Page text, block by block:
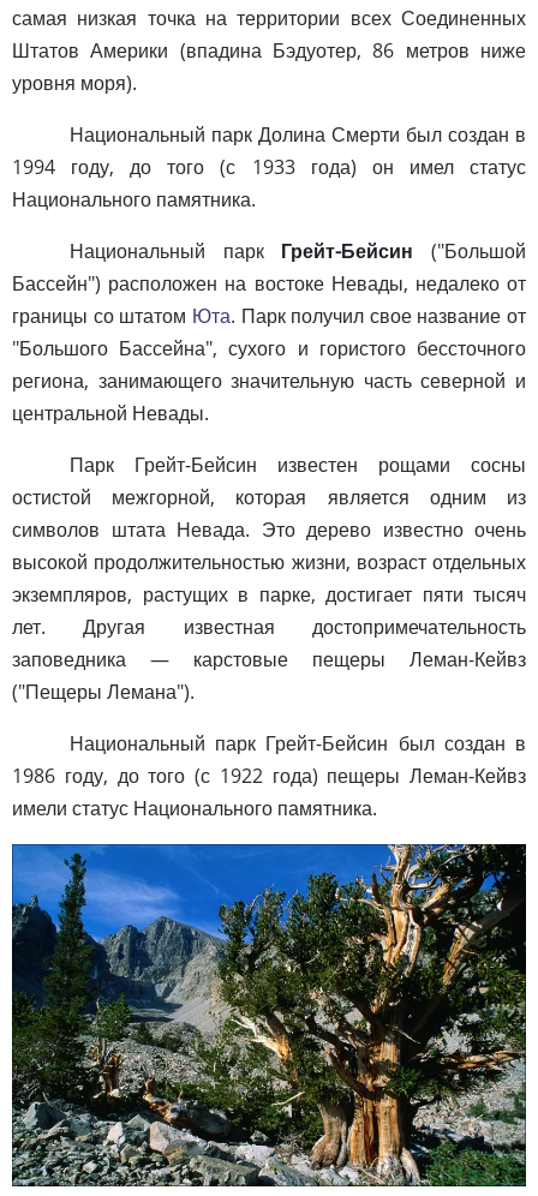
самая низкая точка на территории всех Соединенных
Штатов Америки (впадина Бэдуотер, 86 метров ниже
уровня моря).
Национальный парк Долина Смерти был создан в
1994 году, до того (с 1933 года) он имел статус
Национального памятника.
Национальный парк Грейт-Бейсин ("Большой
Бассейн") расположен на востоке Невады, недалеко от
границы со штатом Юта. Парк получил свое название от
"Большого Бассейна", сухого и гористого бессточного
региона, занимающего значительную часть северной и
центральной Невады.
Парк Грейт-Бейсин известен рощами сосны
остистой межгорной, которая является одним из
символов штата Невада. Это дерево известно очень
высокой продолжительностью жизни, возраст отдельных
экземпляров, растущих в парке, достигает пяти тысяч
лет. Другая известная достопримечательность
заповедника — карстовые пещеры Леман-Кейвз
("Пещеры Лемана").
Национальный парк Грейт-Бейсин был создан в
1986 году, до того (с 1922 года) пещеры Леман-Кейвз
имели статус Национального памятника.